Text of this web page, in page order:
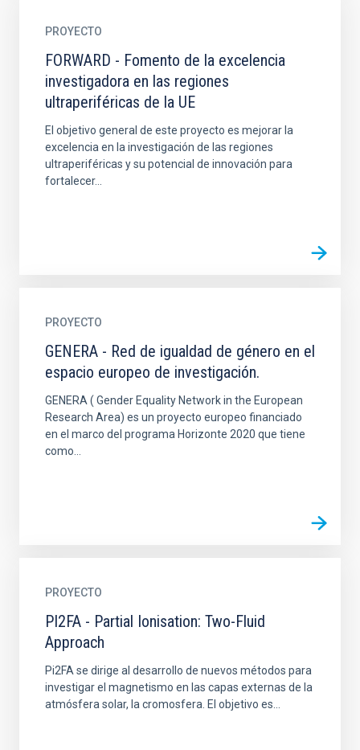
PROYECTO
FORWARD - Fomento de la excelencia
investigadora en las regiones
ultraperiféricas de la UE
El objetivo general de este proyecto es mejorar la
excelencia en la investigación de las regiones
ultraperiféricas y su potencial de innovación para
fortalecer...
PROYECTO
GENERA - Red de igualdad de género en el
espacio europeo de investigación.
GENERA ( Gender Equality Network in the European
Research Area) es un proyecto europeo financiado
en el marco del programa Horizonte 2020 que tiene
como...
PROYECTO
PI2FA - Partial Ionisation: Two-Fluid
Approach
Pi2FA se dirige al desarrollo de nuevos métodos para
investigar el magnetismo en las capas externas de la
atmósfera solar, la cromosfera. El objetivo es...